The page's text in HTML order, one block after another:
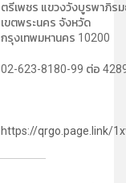
ตรีเพชร แขวงวังบูรพาภิร
เขตพระนคร จังหวัด
กรุงเทพมหานคร 10200
02-623-8180-99 ต่อ
https://qrgo.page.link/